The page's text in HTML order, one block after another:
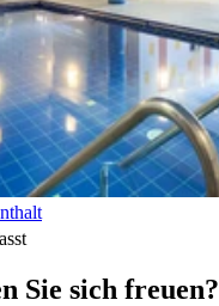
Sie sich freuen?